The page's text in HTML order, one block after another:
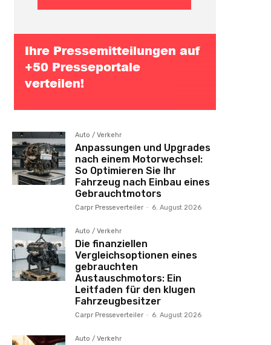
Auto / Verkehr
Anpassungen und Upgrades
nach einem Motorwechsel:
So Optimieren Sie Ihr
Fahrzeug nach Einbau eines
Gebrauchtmotors
Carpr Presseverteiler - 6. August 2026
Auto / Verkehr
Die finanziellen
Vergleichsoptionen eines
gebrauchten
Austauschmotors: Ein
Leitfaden für den klugen
Fahrzeugbesitzer
Carpr Presseverteiler - 6. August 2026
Auto / Verkehr